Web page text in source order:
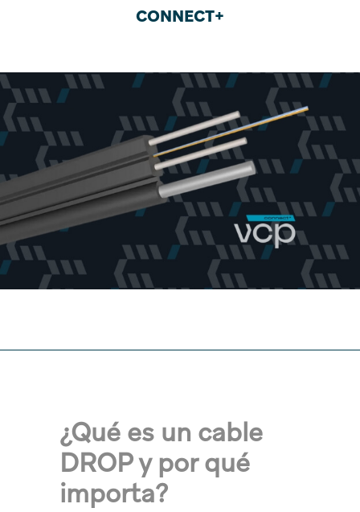
CONNECT+
¿Qué es un cable
DROP y por qué
importa?